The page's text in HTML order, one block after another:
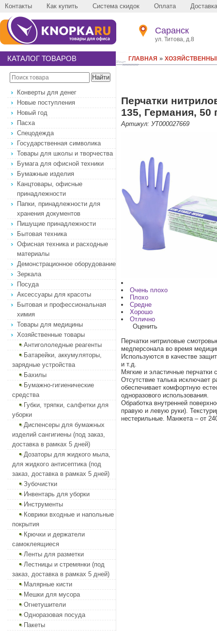
Контакты Как купить Система скидок Оплата Доставка
Саранск
ул. Титова, д.8
КАТАЛОГ ТОВАРОВ
Конверты для денег
Новые поступления
Новый год
Пасха
Спецодежда
Государственная символика
Товары для школы и творчества
Бумага для офисной техники
Бумажные изделия
Канцтовары, офисные
принадлежности
Папки, принадлежности для
хранения документов
Пишущие принадлежности
Бытовая техника
Офисная техника и расходные
материалы
Демонстрационное оборудование
Зеркала
Посуда
Аксессуары для красоты
Бытовая и профессиональная
химия
Товары для медицины
Хозяйственные товары
Антигололедные реагенты
Батарейки, аккумуляторы,
зарядные устройства
Бахилы
Бумажно-гигиенические
средства
Губки, тряпки, салфетки для
уборки
Диспенсеры для бумажных
изделий сангигиены (под заказ,
доставка в рамках 5 дней)
Дозаторы для жидкого мыла,
для жидкого антисептика (под
заказ, доставка в рамках 5 дней)
Зубочистки
Инвентарь для уборки
Инструменты
Коврики входные и напольные
покрытия
Крючки и держатели
самоклеящиеся
Ленты для разметки
Лестницы и стремянки (под
заказ, доставка в рамках 5 дней)
Малярные кисти
Мешки для мусора
Огнетушители
Одноразовая посуда
Пакеты
ГЛАВНАЯ »
Перчатки
135, Германия, 50
Артикул: УТ000027669
Очень плохо
Плохо
Средне
Хорошо
Отлично
Оценить
Перчатки нитриловые
медперсонала во время
Используются в качестве
и т.д.
Мягкие и эластичные перчатки
Отсутствие талька исключает
обеспечивает комфортную
одноразового использования.
Обработка внутренней
правую и левую руки).
нестерильные. Манжета – от